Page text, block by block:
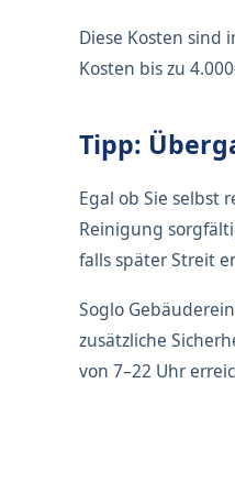
Diese Kosten sind
Kosten bis zu
Tipp:
Egal ob Sie selbst
Reinigung
falls später Streit
Soglo
zusätzliche
von 7–22 Uhr